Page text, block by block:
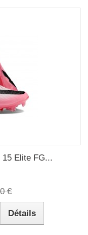
15 Elite FG...
€
Détails